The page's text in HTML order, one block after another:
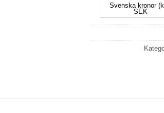
Svenska kronor
SEK